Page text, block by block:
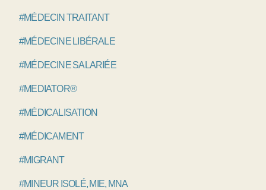
#MÉDECIN TRAITANT
#MÉDECINE LIBÉRALE
#MÉDECINE SALARIÉE
#MEDIATOR®
#MÉDICALISATION
#MÉDICAMENT
#MIGRANT
#MINEUR ISOLÉ, MIE, MNA